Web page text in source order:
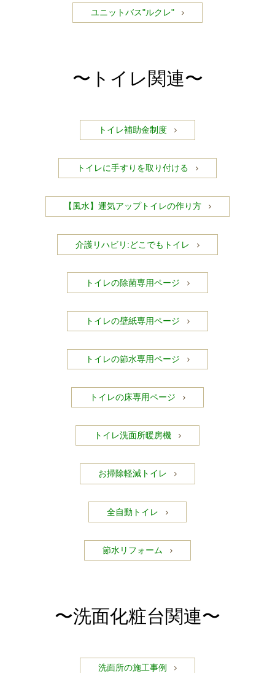
ユニットバス"ルクレ"
〜トイレ関連〜
トイレ補助金制度
トイレに手すりを取り付ける
【風水】運気アップトイレの作り方
介護リハビリ:どこでもトイレ
トイレの除菌専用ページ
トイレの壁紙専用ページ
トイレの節水専用ページ
トイレの床専用ページ
トイレ洗面所暖房機
お掃除軽減トイレ
全自動トイレ
節水リフォーム
〜洗面化粧台関連〜
洗面所の施工事例